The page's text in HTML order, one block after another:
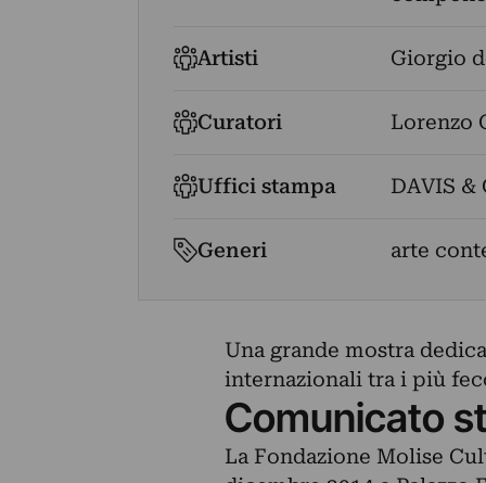
Artisti Giorgio
Curatori Lorenzo
Uffici stampa DAVIS &
Generi arte
Una grande mostra
internazionali tra i più
Comunicato
La Fondazione Molise